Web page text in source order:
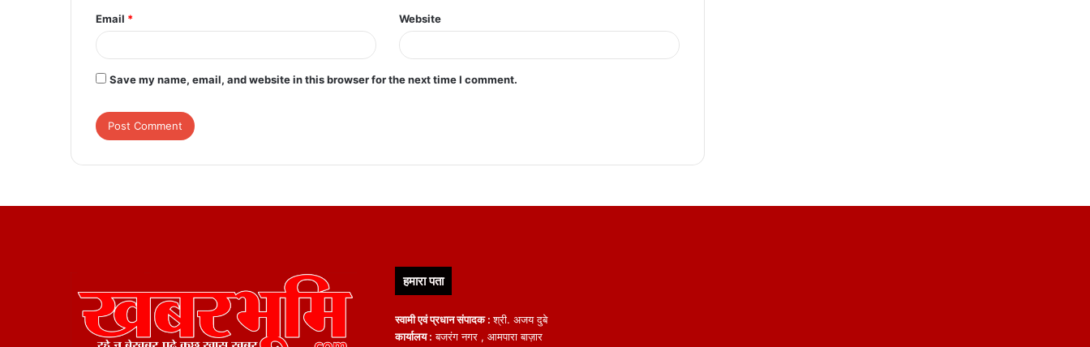
Email * Website
Save my name, email, and website in this browser for the next time I comment.
हमारा पता
स्वामी एवं प्रधान संपादक :श्री. अजय दुबे
कार्यालय : बजरंग नगर , आमपारा बाज़ार